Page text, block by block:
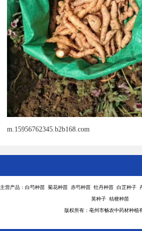
m.15956762345.b2b168.com
主营产品：白芍种苗 菊花种苗 赤芍种苗 牡丹种苗 白芷种子
英种子 桔梗种苗
版权所有：亳州市畅农中药材种植